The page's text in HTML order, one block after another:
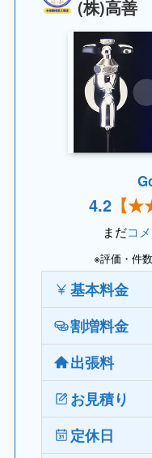
(株)高善
4.2 【
まだコ
※評価・件
基本料金
割増料金
出張料
お見積り
定休日